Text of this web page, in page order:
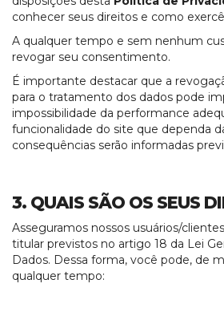
conhecer seus direitos e como
A qualquer tempo e sem nenhum
revogar seu consentimento.
É importante destacar que a
para o tratamento dos dados pode
impossibilidade da performance
funcionalidade do site que dependa
consequências serão informadas
3. QUAIS SÃO OS SEUS
Asseguramos nossos usuários/
titular previstos no artigo 18 da Lei
Dados. Dessa forma, você pode, de
qualquer tempo: